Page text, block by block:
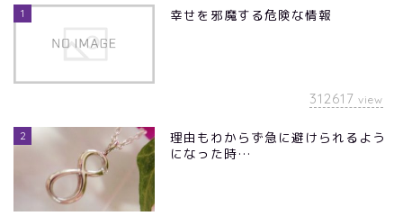
1 幸せを邪魔する危険な情報
312617 view
2
理由もわからず急に避けられるよう
になった時…